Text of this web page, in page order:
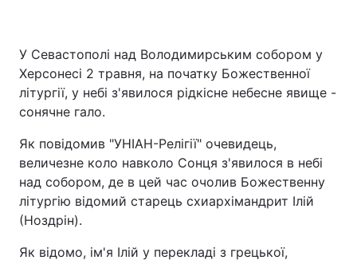
У Севастополі над Володимирським собором у
Херсонесі 2 травня, на початку Божественної
літургії, у небі з'явилося рідкісне небесне явище -
сонячне гало.
Як повідомив "УНІАН-Релігії" очевидець,
величезне коло навколо Сонця з'явилося в небі
над собором, де в цей час очолив Божественну
літургію відомий старець схиархімандрит Ілій
(Ноздрін).
Як відомо, ім'я Ілій у перекладі з грецької,